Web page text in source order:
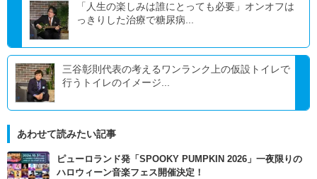
「人生の楽しみは誰にとっても必要」オンオフは
っきりした治療で糖尿病...
三谷彰則代表の考えるワンランク上の仮設トイレで
行うトイレのイメージ...
あわせて読みたい記事
ピューロランド発「SPOOKY PUMPKIN 2026」一夜限りの
ハロウィーン音楽フェス開催決定！